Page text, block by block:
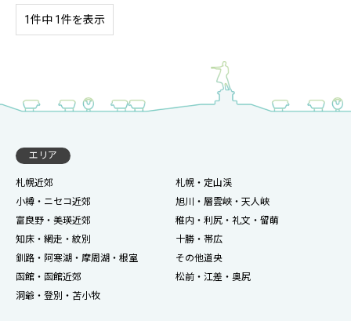
1件中 1件を表示
エリア
札幌近郊
札幌・定山渓
小樽・ニセコ近郊
旭川・層雲峡・天人峡
富良野・美瑛近郊
稚内・利尻・礼文・留萌
知床・網走・紋別
十勝・帯広
釧路・阿寒湖・摩周湖・根室
その他道央
函館・函館近郊
松前・江差・奥尻
洞爺・登別・苫小牧